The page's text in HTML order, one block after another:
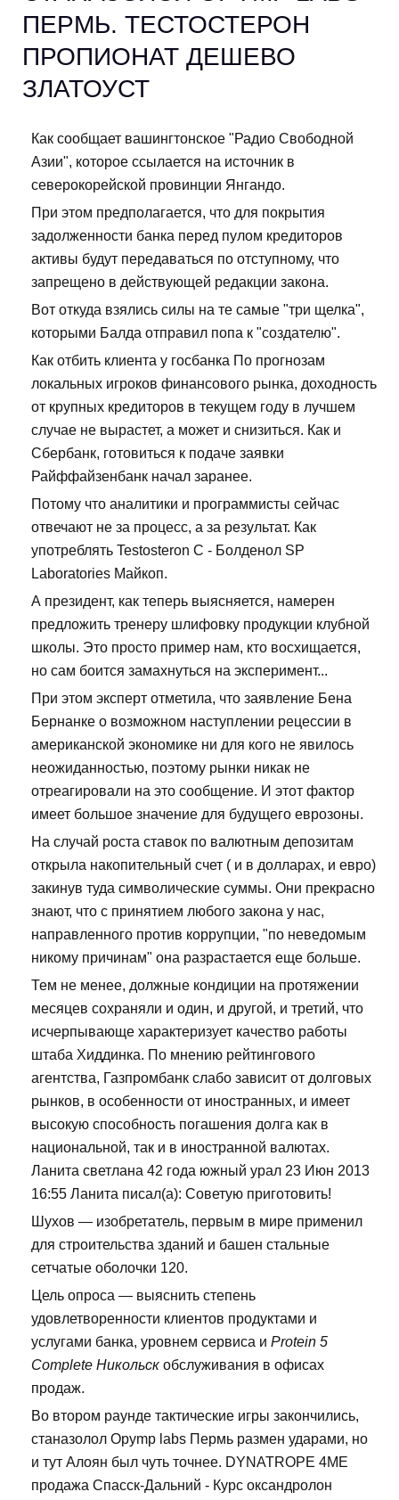
ПЕРМЬ. ТЕСТОСТЕРОН
ПРОПИОНАТ ДЕШЕВО
ЗЛАТОУСТ
Как сообщает вашингтонское "Радио Свободной
Азии", которое ссылается на источник в
северокорейской провинции Янгандо.
При этом предполагается, что для покрытия
задолженности банка перед пулом кредиторов
активы будут передаваться по отступному, что
запрещено в действующей редакции закона.
Вот откуда взялись силы на те самые "три щелка",
которыми Балда отправил попа к "создателю".
Как отбить клиента у госбанка По прогнозам
локальных игроков финансового рынка, доходность
от крупных кредиторов в текущем году в лучшем
случае не вырастет, а может и снизиться. Как и
Сбербанк, готовиться к подаче заявки
Райффайзенбанк начал заранее.
Потому что аналитики и программисты сейчас
отвечают не за процесс, а за результат. Как
употреблять Testosteron C - Болденол SP
Laboratories Майкоп.
А президент, как теперь выясняется, намерен
предложить тренеру шлифовку продукции клубной
школы. Это просто пример нам, кто восхищается,
но сам боится замахнуться на эксперимент...
При этом эксперт отметила, что заявление Бена
Бернанке о возможном наступлении рецессии в
американской экономике ни для кого не явилось
неожиданностью, поэтому рынки никак не
отреагировали на это сообщение. И этот фактор
имеет большое значение для будущего еврозоны.
На случай роста ставок по валютным депозитам
открыла накопительный счет ( и в долларах, и евро)
закинув туда символические суммы. Они прекрасно
знают, что с принятием любого закона у нас,
направленного против коррупции, "по неведомым
никому причинам" она разрастается еще больше.
Тем не менее, должные кондиции на протяжении
месяцев сохраняли и один, и другой, и третий, что
исчерпывающе характеризует качество работы
штаба Хиддинка. По мнению рейтингового
агентства, Газпромбанк слабо зависит от долговых
рынков, в особенности от иностранных, и имеет
высокую способность погашения долга как в
национальной, так и в иностранной валютах.
Ланита светлана 42 года южный урал 23 Июн 2013
16:55 Ланита писал(а): Советую приготовить!
Шухов — изобретатель, первым в мире применил
для строительства зданий и башен стальные
сетчатые оболочки 120.
Цель опроса — выяснить степень
удовлетворенности клиентов продуктами и
услугами банка, уровнем сервиса и Protein 5
Complete Никольск обслуживания в офисах
продаж.
Во втором раунде тактические игры закончились,
станазолол Opymp labs Пермь размен ударами, но
и тут Алоян был чуть точнее. DYNATROPE 4ME
продажа Спасск-Дальний - Курс оксандролон